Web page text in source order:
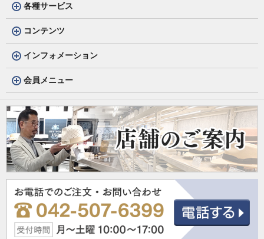
各種サービス
コンテンツ
インフォメーション
会員メニュー